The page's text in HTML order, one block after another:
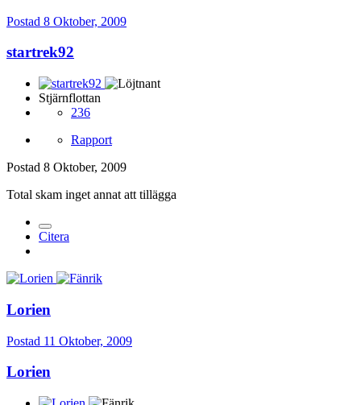
Postad 8 Oktober, 2009
startrek92
Stjärnflottan
236
Rapport
Postad 8 Oktober, 2009
Total skam inget annat att tillägga
Citera
Lorien
Postad 11 Oktober, 2009
Lorien